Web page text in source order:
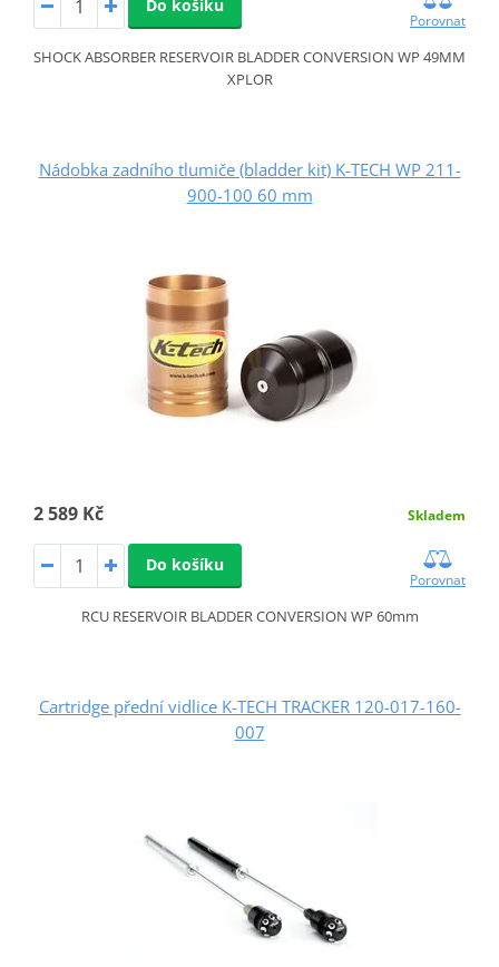
Do košíku
Porovnat
SHOCK ABSORBER RESERVOIR BLADDER CONVERSION WP 49MM
XPLOR
Nádobka zadního tlumiče (bladder kit) K-TECH WP 211-
900-100 60 mm
2 589 Kč Skladem
Do košíku
Porovnat
RCU RESERVOIR BLADDER CONVERSION WP 60mm
Cartridge přední vidlice K-TECH TRACKER 120-017-160-
007